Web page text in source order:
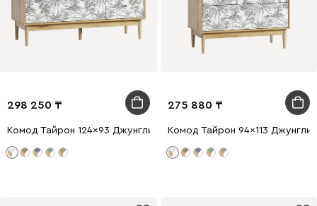
298 250
Комод Тайрон 124x93 Джунгли ​
275 880
Комод Тайрон 94x113 Джунгли ​